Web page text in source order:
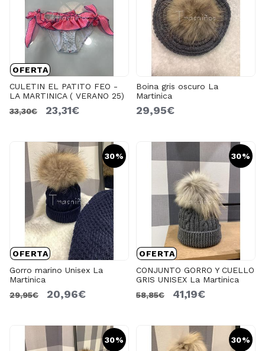
OFERTA
CULETIN EL PATITO FEO -
LA MARTINICA ( VERANO 25)
33,30€
23,31€
Boina gris oscuro La
Martinica
29,95€
30%
OFERTA
Gorro marino Unisex La
Martinica
29,95€
20,96€
30%
OFERTA
CONJUNTO GORRO Y CUELLO
GRIS UNISEX La Martinica
58,85€
41,19€
30% 30%